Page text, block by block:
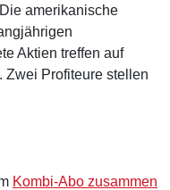
amerikanische
Aktien treffen auf
Zwei Profiteure stellen
Kombi-Abo zusammen